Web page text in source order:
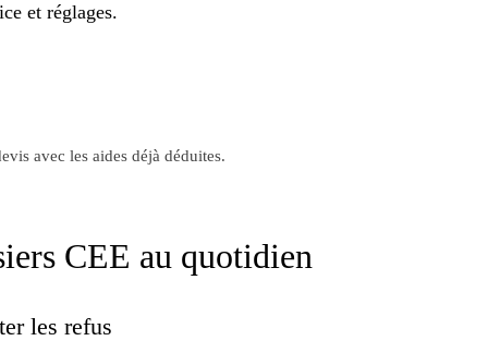
et réglages.
avec les aides déjà déduites.
CEE au quotidien
les refus